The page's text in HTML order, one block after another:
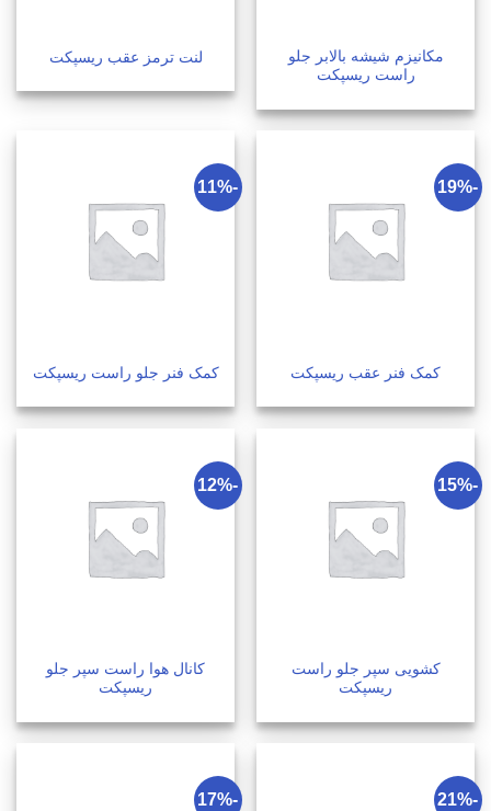
مکانیزم شیشه بالابر جلو
راست ریسپکت
لنت ترمز عقب ریسپکت
-19%
کمک فنر عقب ریسپکت
-11%
کمک فنر جلو راست ریسپکت
-15%
کشویی سپر جلو راست
ریسپکت
-12%
کانال هوا راست سپر جلو
ریسپکت
-21%
-17%